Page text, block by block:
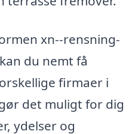
xn--rensning-
du nemt få
firmaer i
det muligt for dig
ydelser og